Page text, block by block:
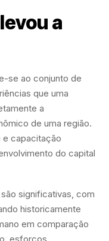
a
se ao conjunto de
que uma
a
de uma região.
e capacitação
do capital
significativas, com
historicamente
em comparação